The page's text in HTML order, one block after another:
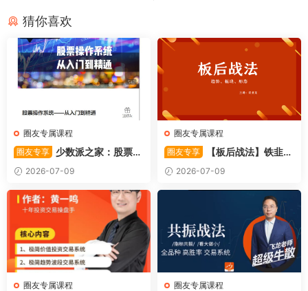
猜你喜欢
圈友专属课程
圈友专享
少数派之家：股票操
作系统—从入门到精通
2026-07-09
圈友专属课程
圈友专享
【板后战法】铁韭菜
板后强势战法
2026-07-09
圈友专属课程
圈友专属课程